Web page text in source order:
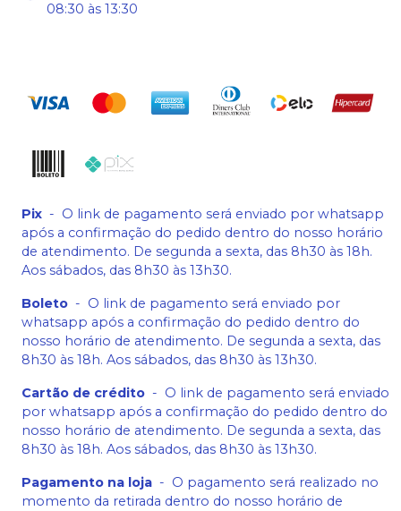
08:30 às 13:30
Pix - O link de pagamento será enviado por whatsapp
após a confirmação do pedido dentro do nosso horário
de atendimento. De segunda a sexta, das 8h30 às 18h.
Aos sábados, das 8h30 às 13h30.
Boleto - O link de pagamento será enviado por
whatsapp após a confirmação do pedido dentro do
nosso horário de atendimento. De segunda a sexta, das
8h30 às 18h. Aos sábados, das 8h30 às 13h30.
Cartão de crédito - O link de pagamento será enviado
por whatsapp após a confirmação do pedido dentro do
nosso horário de atendimento. De segunda a sexta, das
8h30 às 18h. Aos sábados, das 8h30 às 13h30.
Pagamento na loja - O pagamento será realizado no
momento da retirada dentro do nosso horário de